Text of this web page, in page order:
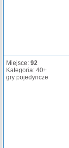
Miejsce: 92
Kategoria: 40+
gry pojedyncze